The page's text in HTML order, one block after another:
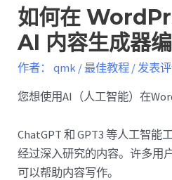
如何在
AI 内容生成器
作者： qmk /最佳教程 /发表
您想使用AI（人工智能）在
ChatGPT 和 GPT3 等人工智能
经过深入研究的内容。许多用
可以帮助内容写作。